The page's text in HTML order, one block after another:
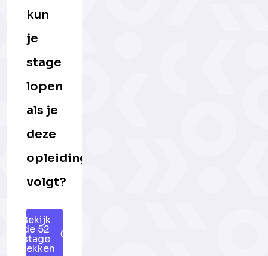
kun
je
stage
lopen
als je
deze
opleiding
volgt?
Bekijk
de 52
stage
plekken